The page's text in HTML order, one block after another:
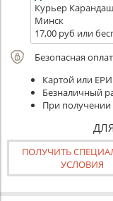
Курьер Карандаш
Минск
17,00 руб или
Безопасная
Картой или
Безналичный
При
ПОЛУЧИТЬ
УСЛОВИЯ